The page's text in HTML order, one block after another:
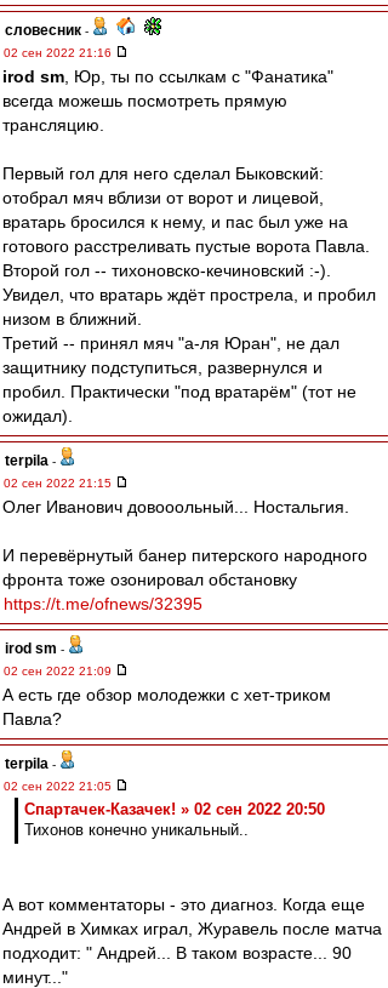
словесник -
02 сен 2022 21:16
irod sm , Юр, ты по ссылкам с "Фанатика"
всегда можешь посмотреть прямую
трансляцию.
Первый гол для него сделал Быковский:
отобрал мяч вблизи от ворот и лицевой,
вратарь бросился к нему, и пас был уже на
готового расстреливать пустые ворота Павла.
Второй гол -- тихоновско-кечиновский :-).
Увидел, что вратарь ждёт прострела, и пробил
низом в ближний.
Третий -- принял мяч "а-ля Юран", не дал
защитнику подступиться, развернулся и
пробил. Практически "под вратарём" (тот не
ожидал).
terpila -
02 сен 2022 21:15
Олег Иванович довооольный... Ностальгия.
И перевёрнутый банер питерского народного
фронта тоже озонировал обстановку
https://t.me/ofnews/32395
irod sm -
02 сен 2022 21:09
А есть где обзор молодежки с хет-триком
Павла?
terpila -
02 сен 2022 21:05
Спартачек-Казачек! » 02 сен 2022 20:50
Тихонов конечно уникальный..
А вот комментаторы - это диагноз. Когда еще
Андрей в Химках играл, Журавель после матча
подходит: " Андрей... В таком возрасте... 90
минут..."